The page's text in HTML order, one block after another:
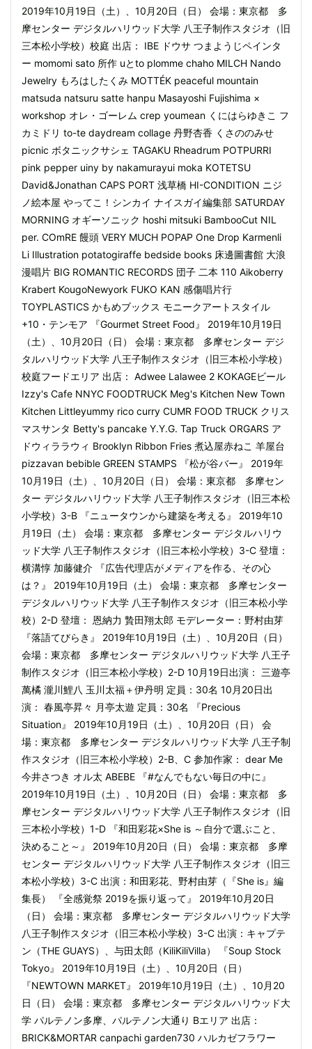
2019年10月19日（土）、10月20日（日） 会場：東京都 多
摩センター デジタルハリウッド大学 八王子制作スタジオ（旧
三本松小学校）校庭 出店： IBE ドウサ つまようじペインタ
ー momomi sato 所作 uとto plomme chaho MILCH Nando
Jewelry もろはしたくみ MOTTÉK peaceful mountain
matsuda natsuru satte hanpu Masayoshi Fujishima ×
workshop オレ・ゴーレム crep youmean くにはらゆきこ フ
カミドリ to-te daydream collage 丹野杏香 くさののみせ
picnic ボタニックサシェ TAGAKU Rheadrum POTPURRI
pink pepper uiny by nakamurayui moka KOTETSU
David&Jonathan CAPS PORT 浅草橋 HI-CONDITION ニジ
ノ絵本屋 やってこ！シンカイ ナイスガイ編集部 SATURDAY
MORNING オギーソニック hoshi mitsuki BambooCut NIL
per. COmRE 饅頭 VERY MUCH POPAP One Drop Karmenli
Li Illustration potatogiraffe bedside books 床邊圖書館 大浪
漫唱片 BIG ROMANTIC RECORDS 団子 二本 110 Aikoberry
Krabert KougoNewyork FUKO KAN 感傷唱片行
TOYPLASTICS かもめブックス モニークアートスタイル
+10・テンモア 『Gourmet Street Food』 2019年10月19日
（土）、10月20日（日） 会場：東京都 多摩センター デジ
タルハリウッド大学 八王子制作スタジオ（旧三本松小学校）
校庭フードエリア 出店： Adwee Lalawee 2 KOKAGEビール
Izzy's Cafe NNYC FOODTRUCK Meg's Kitchen New Town
Kitchen Littleyummy rico curry CUMR FOOD TRUCK クリス
マスサンタ Betty's pancake Y.Y.G. Tap Truck ORGARS ア
ドウィララウィ Brooklyn Ribbon Fries 煮込屋赤ねこ 羊屋台
pizzavan bebible GREEN STAMPS 『松が谷バー』 2019年
10月19日（土）、10月20日（日） 会場：東京都 多摩セン
ター デジタルハリウッド大学 八王子制作スタジオ（旧三本松
小学校）3-B 『ニュータウンから建築を考える』 2019年10
月19日（土） 会場：東京都 多摩センター デジタルハリウ
ッド大学 八王子制作スタジオ（旧三本松小学校）3-C 登壇：
横溝惇 加藤健介 『広告代理店がメディアを作る、その心
は？』 2019年10月19日（土） 会場：東京都 多摩センター
デジタルハリウッド大学 八王子制作スタジオ（旧三本松小学
校）2-D 登壇： 恩納力 贄田翔太郎 モデレーター：野村由芽
『落語てびらき』 2019年10月19日（土）、10月20日（日）
会場：東京都 多摩センター デジタルハリウッド大学 八王子
制作スタジオ（旧三本松小学校）2-D 10月19日出演： 三遊亭
萬橘 瀧川鯉八 玉川太福＋伊丹明 定員：30名 10月20日出
演： 春風亭昇々 月亭太遊 定員：30名 『Precious
Situation』 2019年10月19日（土）、10月20日（日） 会
場：東京都 多摩センター デジタルハリウッド大学 八王子制
作スタジオ（旧三本松小学校）2-B、C 参加作家： dear Me
今井さつき オル太 ABEBE 『#なんでもない毎日の中に』
2019年10月19日（土）、10月20日（日） 会場：東京都 多
摩センター デジタルハリウッド大学 八王子制作スタジオ（旧
三本松小学校）1-D 『和田彩花×She is ～自分で選ぶこと、
決めること～』 2019年10月20日（日） 会場：東京都 多摩
センター デジタルハリウッド大学 八王子制作スタジオ（旧三
本松小学校）3-C 出演：和田彩花、野村由芽（『She is』編
集長） 『全感覚祭 2019を振り返って』 2019年10月20日
（日） 会場：東京都 多摩センター デジタルハリウッド大学
八王子制作スタジオ（旧三本松小学校）3-C 出演：キャプテ
ン（THE GUAYS）、与田太郎（KiliKiliVilla） 『Soup Stock
Tokyo』 2019年10月19日（土）、10月20日（日）
『NEWTOWN MARKET』 2019年10月19日（土）、10月20
日（日） 会場：東京都 多摩センター デジタルハリウッド大
学 パルテノン多摩、パルテノン大通り Bエリア 出店：
BRICK&MORTAR canpachi garden730 ハルカゼフラワー